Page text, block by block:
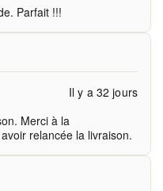
Parfait !!!
Il y a 32 jours
Merci à la
relancée la livraison.